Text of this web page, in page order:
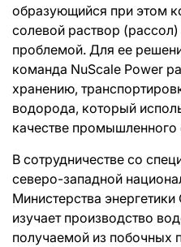
образующийся при этом
солевой раствор
проблемой. Для ее
команда NuScale Power
хранению,
водорода, который
качестве промышленного
В сотрудничестве со
северо-западной
Министерства
изучает производство
получаемой из побочных